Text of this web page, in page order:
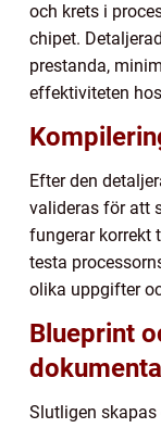
och krets i
chipet.
prestanda,
effektiviteten
Efter den
valideras för att
fungerar korrekt
testa
olika uppgifter
Blueprint
Slutligen